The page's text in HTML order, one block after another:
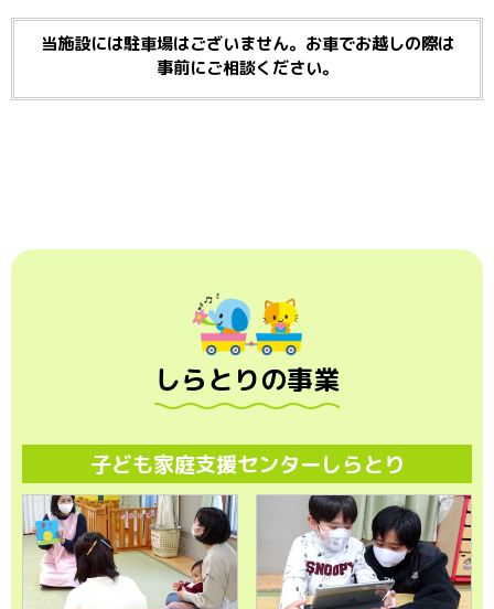
当施設には駐車場はございません。お車でお越しの際は
事前にご相談ください。
しらとりの事業
子ども家庭支援センターしらとり